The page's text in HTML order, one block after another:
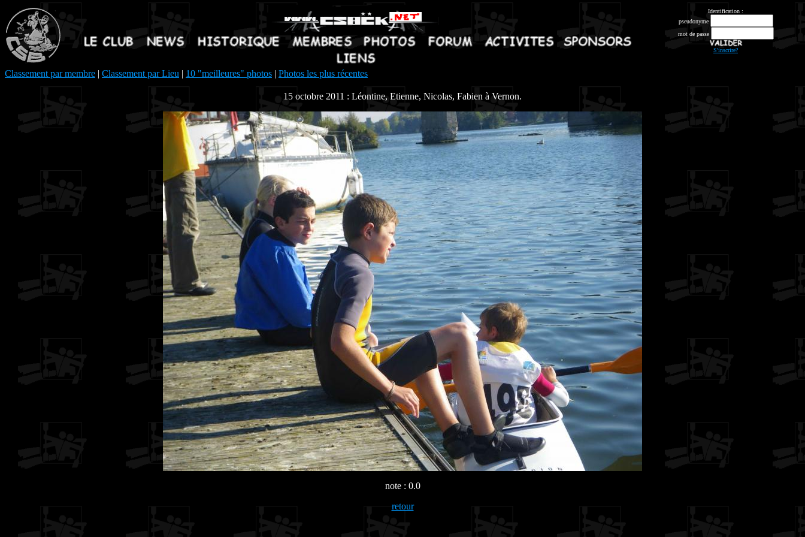
Identification :
pseudonyme
mot de passe
S'inscrire?
Classement par membre | Classement par Lieu | 10 "meilleures" photos | Photos les plus récentes
15 octobre 2011 : Léontine, Etienne, Nicolas, Fabien à Vernon.
note : 0.0
retour